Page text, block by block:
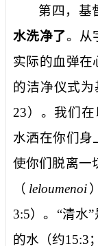
第四，基
水洗净了。从
实际的血弹在
的洁净仪式为
23）。我们
水洒在你们身
使你们脱离一
（ leloumenoi
3:5）。“清水
的水（约15:3